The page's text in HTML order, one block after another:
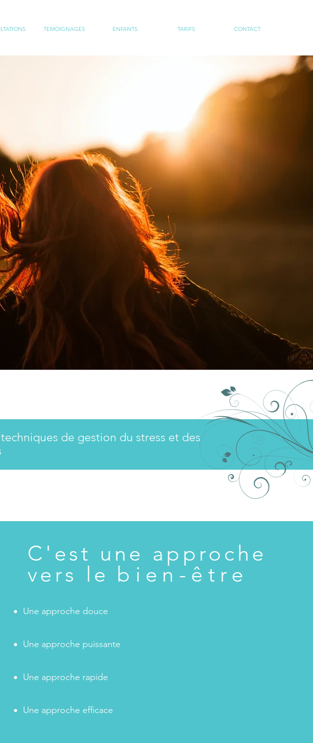
TEMOIGNAGES ENFANTS TARIFS CONTACT
techniques de gestion du stress et des
C'est une approche
vers le bien-être
Une approche douce
Une approche puissante
Une approche rapide
Une approche efficace